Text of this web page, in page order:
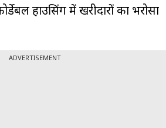
हाउसिंग में खरीदारों का भरोसा
ADVERTISEMENT